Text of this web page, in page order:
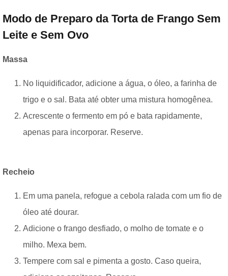
Modo de Preparo da Torta de Frango Sem
Leite e Sem Ovo
Massa
No liquidificador, adicione a água, o óleo, a farinha de
trigo e o sal. Bata até obter uma mistura homogênea.
Acrescente o fermento em pó e bata rapidamente,
apenas para incorporar. Reserve.
Recheio
Em uma panela, refogue a cebola ralada com um fio de
óleo até dourar.
Adicione o frango desfiado, o molho de tomate e o
milho. Mexa bem.
Tempere com sal e pimenta a gosto. Caso queira,